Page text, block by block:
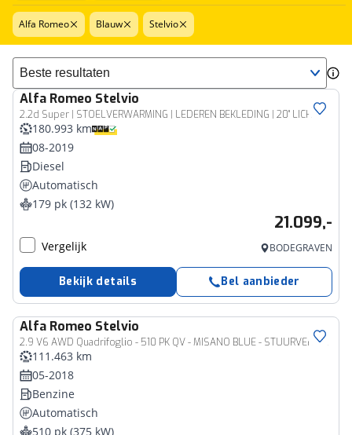
Alfa Romeo Blauw Stelvio
Sorteer resultaten
Alfa Romeo Stelvio
2.2d Super | STOELVERWARMING | LEDEREN BEKLEDING | 20" LICHTMETALEN VELGEN |
180.993 km
08-2019
Diesel
Automatisch
179 pk (132 kW)
21.099,-
Vergelijk BODEGRAVEN
Bekijk details Bel aanbieder
Alfa Romeo Stelvio
2.9 V6 AWD Quadrifoglio - 510 PK QV - MISANO BLUE - STUURVERWARMING
111.463 km
05-2018
Benzine
Automatisch
510 pk (375 kW)